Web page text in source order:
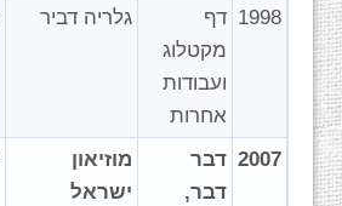
1998 דף
מקטלוג
ועבודות
אחרות
גלריה דביר
2007 דבר
דבר,
מוזיאון
ישראל